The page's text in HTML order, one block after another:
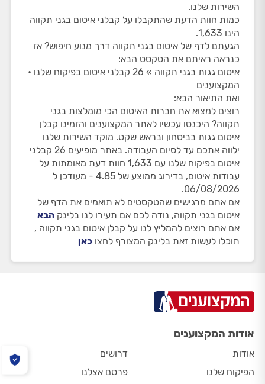
השירות שלנו.
כמות חוות הדעת שהתקבלו על קבלני איטום בגני תקווה
הינו 1,633.
הגעתם לדף של איטום בגני תקווה דרך מנוע חיפוש? אז
כנראה ראיתם את הטקסט הבא:
איטום גגות בגני תקווה » 26 קבלני איטום בפיקוח שלנו •
המקצוענים
ואת התיאור הבא:
רוצים למצוא את חברות האיטום הכי מומלצות בגני
תקווה? היכנסו עכשיו לאתר המקצוענים והזמינו קבלן
איטום גגות בביטחון ובראש שקט. מוקד השירות שלנו
ילווה אתכם עד לסיום העבודה. באתר מופיעים 26 קבלני
איטום בפיקוח שלנו עם 1,633 חוות דעת מאומתות על
עבודות איטום, בדירוג ממוצע של 4.85 - מעודכן ל
06/08/2026.
אם אתם מרגישים שהטקסטים לא תואמים את הדף של
איטום בגני תקווה, נודה לכם אם תעירו לנו בלינק הבא
אם אתם רוצים להמליץ לנו על קבלן איטום בגני תקווה ,
תוכלו לעשות זאת בלינק המצורף לחצו כאן
אודות המקצוענים
אודות
הפיקוח שלנו
דרושים
פרסם אצלנו